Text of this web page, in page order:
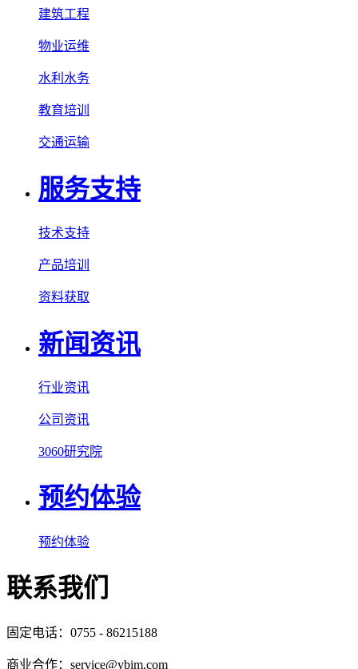
建筑工程
物业运维
水利水务
教育培训
交通运输
服务支持
技术支持
产品培训
资料获取
新闻资讯
行业资讯
公司资讯
3060研究院
预约体验
预约体验
联系我们
固定电话：0755 - 86215188
商业合作：service@ybim.com